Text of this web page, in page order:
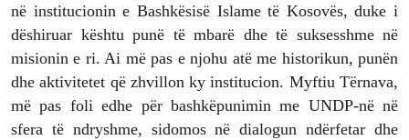
në institucionin e Bashkësisë Islame të Kosovës, duke i
dëshiruar kështu punë të mbarë dhe të suksesshme në
misionin e ri. Ai më pas e njohu atë me historikun, punën
dhe aktivitetet që zhvillon ky institucion. Myftiu Tërnava,
më pas foli edhe për bashkëpunimin me UNDP-në në
sfera të ndryshme, sidomos në dialogun ndërfetar dhe